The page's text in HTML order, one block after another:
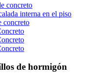
concreto
interna en el piso
concreto
de hormigón